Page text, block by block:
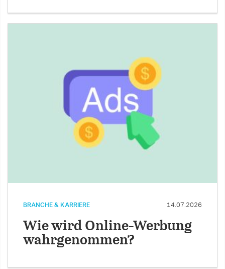
BRANCHE & KARRIERE 14.07.2026
Wie wird Online-Werbung
wahrgenommen?